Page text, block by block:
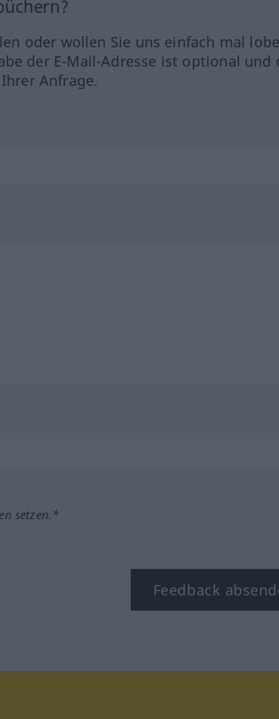
oder wollen Sie uns einfach mal
der E-Mail-Adresse ist optional und
Anfrage.
setzen.*
Feedback